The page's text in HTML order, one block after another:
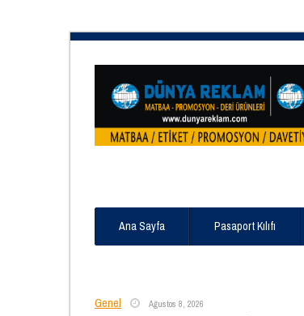
Ana Sayfa Pasaport Kılıfı
Genel Ağustos 8, 2026